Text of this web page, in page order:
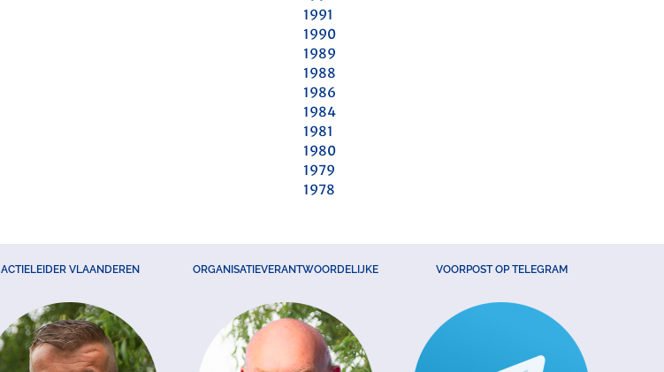
1991
1990
1989
1988
1986
1984
1981
1980
1979
1978
ACTIELEIDER VLAANDEREN ORGANISATIEVERANTWOORDELIJKE VOORPOST OP TELEGRAM